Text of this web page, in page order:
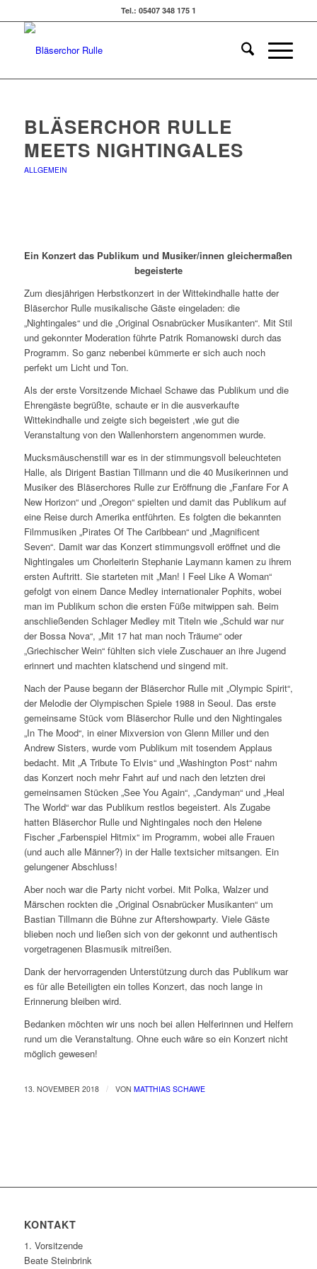
Tel.: 05407 348 175 1
BLÄSERCHOR RULLE
MEETS NIGHTINGALES
ALLGEMEIN
Ein Konzert das Publikum und Musiker/innen gleichermaßen
begeisterte
Zum diesjährigen Herbstkonzert in der Wittekindhalle hatte der
Bläserchor Rulle musikalische Gäste eingeladen: die
„Nightingales“ und die „Original Osnabrücker Musikanten“. Mit Stil
und gekonnter Moderation führte Patrik Romanowski durch das
Programm. So ganz nebenbei kümmerte er sich auch noch
perfekt um Licht und Ton.
Als der erste Vorsitzende Michael Schawe das Publikum und die
Ehrengäste begrüßte, schaute er in die ausverkaufte
Wittekindhalle und zeigte sich begeistert ,wie gut die
Veranstaltung von den Wallenhorstern angenommen wurde.
Mucksmäuschenstill war es in der stimmungsvoll beleuchteten
Halle, als Dirigent Bastian Tillmann und die 40 Musikerinnen und
Musiker des Bläserchores Rulle zur Eröffnung die „Fanfare For A
New Horizon“ und „Oregon“ spielten und damit das Publikum auf
eine Reise durch Amerika entführten. Es folgten die bekannten
Filmmusiken „Pirates Of The Caribbean“ und „Magnificent
Seven“. Damit war das Konzert stimmungsvoll eröffnet und die
Nightingales um Chorleiterin Stephanie Laymann kamen zu ihrem
ersten Auftritt. Sie starteten mit „Man! I Feel Like A Woman“
gefolgt von einem Dance Medley internationaler Pophits, wobei
man im Publikum schon die ersten Füße mitwippen sah. Beim
anschließenden Schlager Medley mit Titeln wie „Schuld war nur
der Bossa Nova“, „Mit 17 hat man noch Träume“ oder
„Griechischer Wein“ fühlten sich viele Zuschauer an ihre Jugend
erinnert und machten klatschend und singend mit.
Nach der Pause begann der Bläserchor Rulle mit „Olympic Spirit“,
der Melodie der Olympischen Spiele 1988 in Seoul. Das erste
gemeinsame Stück vom Bläserchor Rulle und den Nightingales
„In The Mood“, in einer Mixversion von Glenn Miller und den
Andrew Sisters, wurde vom Publikum mit tosendem Applaus
bedacht. Mit „A Tribute To Elvis“ und „Washington Post“ nahm
das Konzert noch mehr Fahrt auf und nach den letzten drei
gemeinsamen Stücken „See You Again“, „Candyman“ und „Heal
The World“ war das Publikum restlos begeistert. Als Zugabe
hatten Bläserchor Rulle und Nightingales noch den Helene
Fischer „Farbenspiel Hitmix“ im Programm, wobei alle Frauen
(und auch alle Männer?) in der Halle textsicher mitsangen. Ein
gelungener Abschluss!
Aber noch war die Party nicht vorbei. Mit Polka, Walzer und
Märschen rockten die „Original Osnabrücker Musikanten“ um
Bastian Tillmann die Bühne zur Aftershowparty. Viele Gäste
blieben noch und ließen sich von der gekonnt und authentisch
vorgetragenen Blasmusik mitreißen.
Dank der hervorragenden Unterstützung durch das Publikum war
es für alle Beteiligten ein tolles Konzert, das noch lange in
Erinnerung bleiben wird.
Bedanken möchten wir uns noch bei allen Helferinnen und Helfern
rund um die Veranstaltung. Ohne euch wäre so ein Konzert nicht
möglich gewesen!
13. NOVEMBER 2018 / VON MATTHIAS SCHAWE
KONTAKT
1. Vorsitzende
Beate Steinbrink